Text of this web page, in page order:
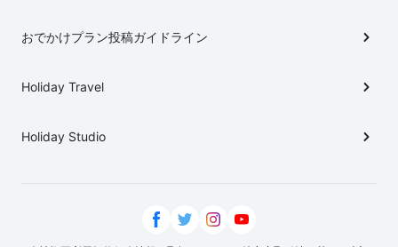
おでかけプラン投稿ガイドライン
Holiday Travel
Holiday Studio